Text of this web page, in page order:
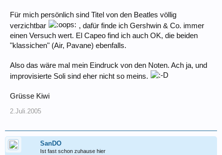
Für mich persönlich sind Titel von den Beatles völlig
verzichtbar
, dafür finde ich Gershwin & Co. immer
einen Versuch wert. El Capeo find ich auch OK, die beiden
"klassichen" (Air, Pavane) ebenfalls.
Also das wäre mal mein Eindruck von den Noten. Ach ja, und
improvisierte Soli sind eher nicht so meins.
Grüsse Kiwi
2.Juli.2005
SanDO
Ist fast schon zuhause hier